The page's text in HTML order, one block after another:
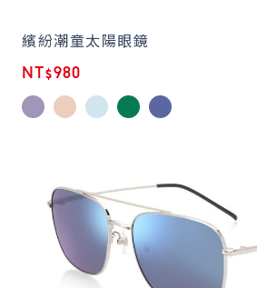
繽紛潮童太陽眼鏡
NT$980